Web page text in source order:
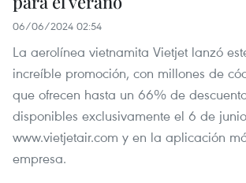
06/06/2024 02:54
La aerolínea vietnamita Vietjet lanzó
increíble promoción, con millones de
que ofrecen hasta un 66% de
disponibles exclusivamente el 6 de
www.vietjetair.com y en la aplicación
empresa.